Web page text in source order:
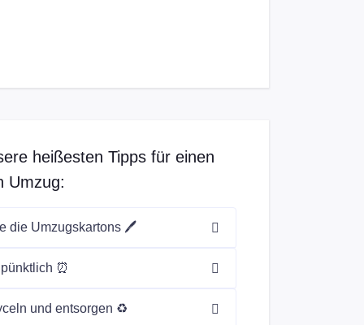
heißesten Tipps für einen
Umzug:
die Umzugskartons 🖊️
⏰
und entsorgen ♻️